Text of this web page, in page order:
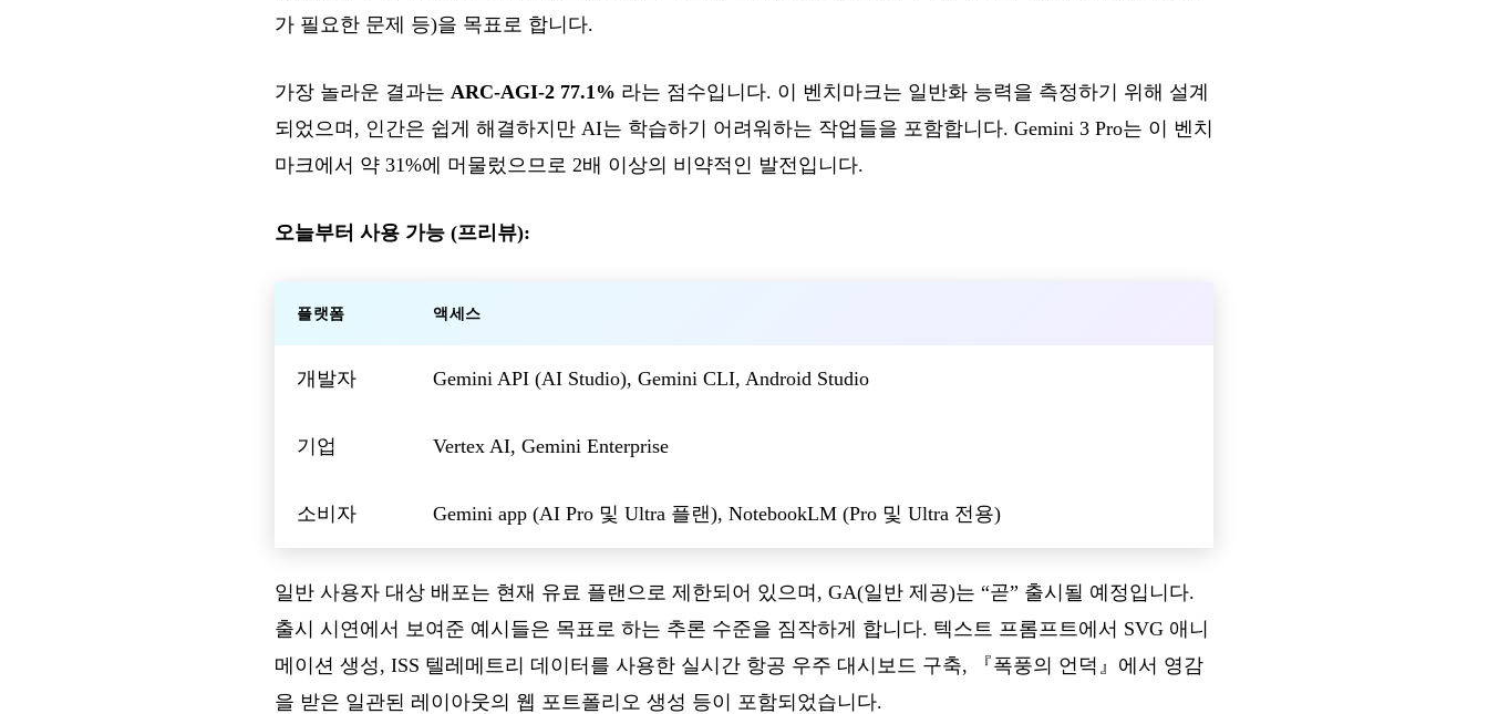
가 필요한 문제 등)을 목표로 합니다.
가장 놀라운 결과는 ARC-AGI-2 77.1% 라는 점수입니다. 이 벤치마크는 일반화 능력을 측정하기 위해 설계
되었으며, 인간은 쉽게 해결하지만 AI는 학습하기 어려워하는 작업들을 포함합니다. Gemini 3 Pro는 이 벤치
마크에서 약 31%에 머물렀으므로 2배 이상의 비약적인 발전입니다.
오늘부터 사용 가능 (프리뷰):
플랫폼 액세스
개발자 Gemini API (AI Studio), Gemini CLI, Android Studio
기업 Vertex AI, Gemini Enterprise
소비자 Gemini app (AI Pro 및 Ultra 플랜), NotebookLM (Pro 및 Ultra 전용)
일반 사용자 대상 배포는 현재 유료 플랜으로 제한되어 있으며, GA(일반 제공)는 “곧” 출시될 예정입니다.
출시 시연에서 보여준 예시들은 목표로 하는 추론 수준을 짐작하게 합니다. 텍스트 프롬프트에서 SVG 애니
메이션 생성, ISS 텔레메트리 데이터를 사용한 실시간 항공 우주 대시보드 구축, 『폭풍의 언덕』에서 영감
을 받은 일관된 레이아웃의 웹 포트폴리오 생성 등이 포함되었습니다.